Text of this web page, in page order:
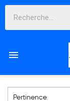

Pertinence